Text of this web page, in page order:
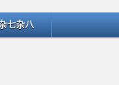
七杂八